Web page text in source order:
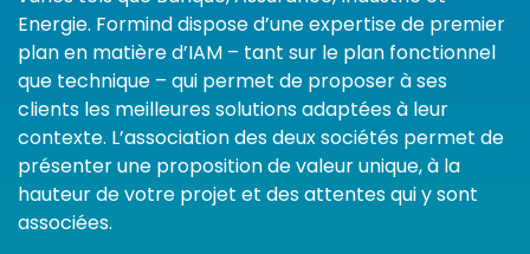
Energie. Formind dispose d’une expertise de premier
plan en matière d’IAM – tant sur le plan fonctionnel
que technique – qui permet de proposer à ses
clients les meilleures solutions adaptées à leur
contexte. L’association des deux sociétés permet de
présenter une proposition de valeur unique, à la
hauteur de votre projet et des attentes qui y sont
associées.